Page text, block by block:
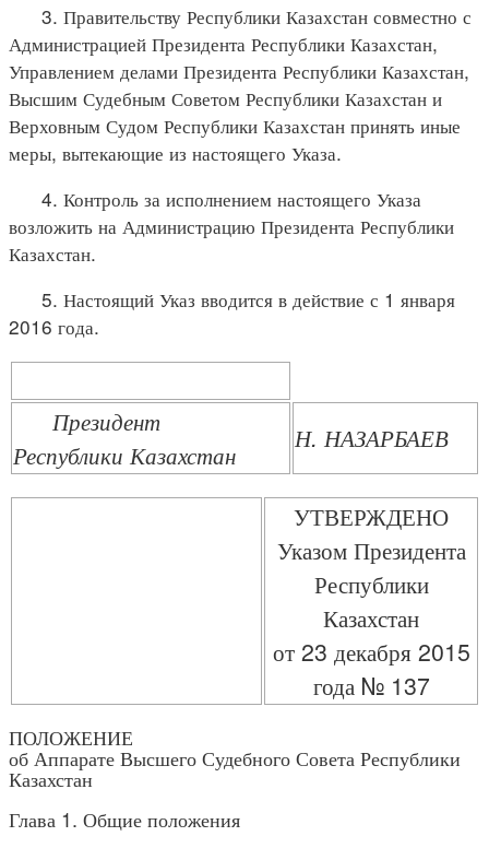
3. Правительству Республики Казахстан совместно с
Администрацией Президента Республики Казахстан,
Управлением делами Президента Республики Казахстан,
Высшим Судебным Советом Республики Казахстан и
Верховным Судом Республики Казахстан принять иные
меры, вытекающие из настоящего Указа.
4. Контроль за исполнением настоящего Указа
возложить на Администрацию Президента Республики
Казахстан.
5. Настоящий Указ вводится в действие с 1 января
2016 года.
Президент
Республики Казахстан
Н. НАЗАРБАЕВ
УТВЕРЖДЕНО
Указом Президента
Республики
Казахстан
от 23 декабря 2015
года № 137
ПОЛОЖЕНИЕ
об Аппарате Высшего Судебного Совета Республики
Казахстан
Глава 1. Общие положения